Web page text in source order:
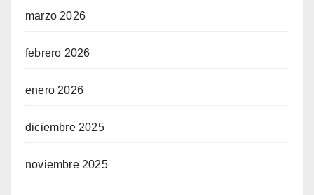
marzo 2026
febrero 2026
enero 2026
diciembre 2025
noviembre 2025